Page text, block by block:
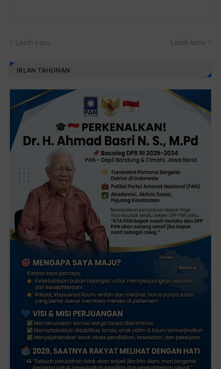
Lebih baru Lebih lama
IKLAN TAHUNAN